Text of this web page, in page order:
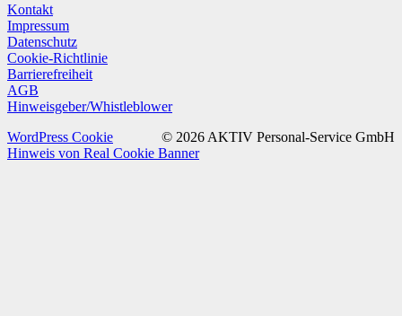
Kontakt
Impressum
Datenschutz
Cookie-Richtlinie
Barrierefreiheit
AGB
Hinweisgeber/Whistleblower
© 2026 AKTIV Personal-Service GmbH
WordPress Cookie
Hinweis von Real Cookie Banner